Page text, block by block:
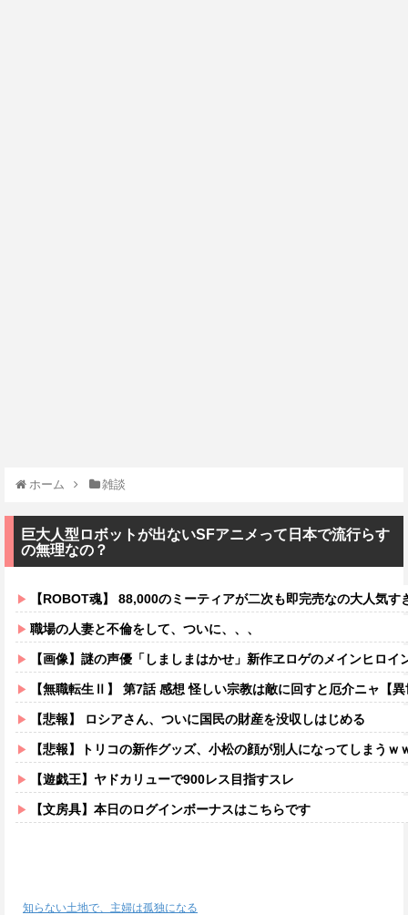
ホーム 雑談
巨大人型ロボットが出ないSFアニメって日本で流行らす
の無理なの？
【ROBOT魂】 88,000のミーティアが二次も即完売なの大人気
職場の人妻と不倫をして、ついに、、、
【画像】謎の声優「しましまはかせ」新作ヱロゲのメインヒロ
【無職転生Ⅱ】 第7話 感想 怪しい宗教は敵に回すと厄介ニャ【
【悲報】 ロシアさん、ついに国民の財産を没収しはじめる
【悲報】トリコの新作グッズ、小松の顔が別人になってしまうｗ
【遊戯王】ヤドカリューで900レス目指すスレ
【文房具】本日のログインボーナスはこちらです
知らない土地で、主婦は孤独になる